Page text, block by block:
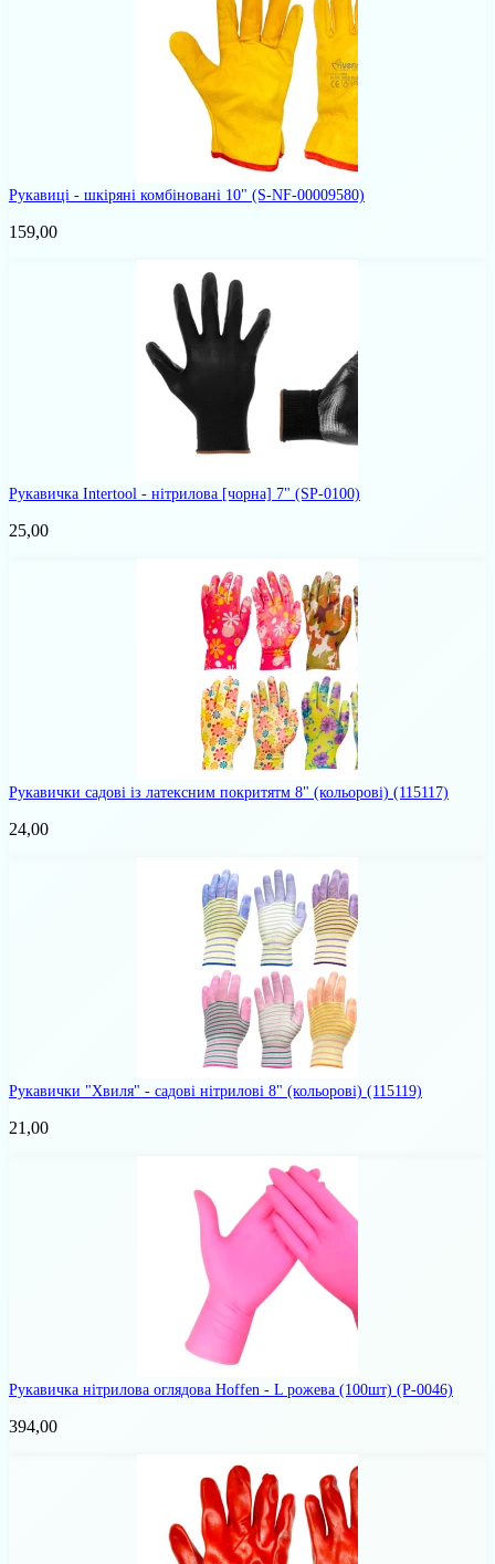
Рукавиці - шкіряні комбіновані 10" (S-NF-00009580)
159,00
Рукавичка Intertool - нітрилова [чорна] 7" (SP-0100)
25,00
Рукавички садові із латексним покритятм 8" (кольорові) (115117)
24,00
Рукавички "Хвиля" - садові нітрилові 8" (кольорові) (115119)
21,00
Рукавичка нітрилова оглядова Hoffen - L рожева (100шт) (Р-0046)
394,00